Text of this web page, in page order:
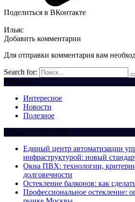
Поделиться в ВКонтакте
Ильяс
Добавить комментарии
Для отправки комментария вам
Search for:
Рубрики
Интересное
Новости
Полезное
Новые публикации
Единый центр автоматизации
инфраструктурой: новый
Окна ПВХ: технологии,
долговечности
Остекление балконов: как
Профессиональное остекление: